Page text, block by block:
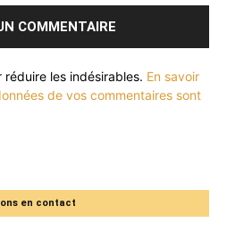
les indésirables. En savoir
de vos commentaires sont
en contact